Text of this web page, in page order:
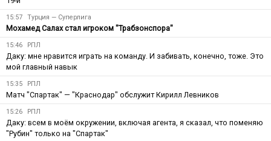
15:57 Турция — Суперлига
Мохамед Салах стал игроком "Трабзонспора"
15:46 РПЛ
Даку: мне нравится играть на команду. И забивать, конечно, тоже. Это
мой главный навык
15:35 РПЛ
Матч "Спартак" — "Краснодар" обслужит Кирилл Левников
15:26 РПЛ
Даку: всем в моём окружении, включая агента, я сказал, что поменяю
"Рубин" только на "Спартак"